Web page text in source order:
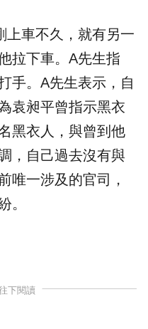
上車不久，就有另一
拉下車。A先生指
手。A先生表示，自
袁昶平曾指示黑衣
黑衣人，與曾到他
，自己過去沒有與
唯一涉及的官司，
。
下閱讀